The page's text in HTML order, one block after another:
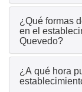
¿Qué formas
en el
Quevedo?
¿A qué hora